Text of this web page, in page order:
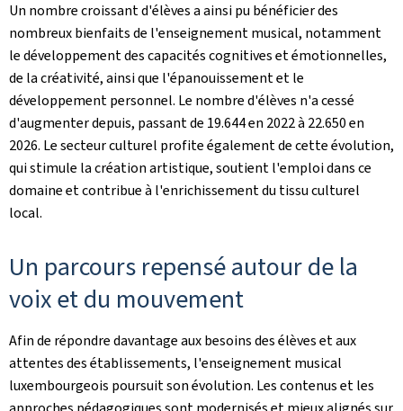
Un nombre croissant d'élèves a ainsi pu bénéficier des
nombreux bienfaits de l'enseignement musical, notamment
le développement des capacités cognitives et émotionnelles,
de la créativité, ainsi que l'épanouissement et le
développement personnel. Le nombre d'élèves n'a cessé
d'augmenter depuis, passant de 19.644 en 2022 à 22.650 en
2026. Le secteur culturel profite également de cette évolution,
qui stimule la création artistique, soutient l'emploi dans ce
domaine et contribue à l'enrichissement du tissu culturel
local.
Un parcours repensé autour de la
voix et du mouvement
Afin de répondre davantage aux besoins des élèves et aux
attentes des établissements, l'enseignement musical
luxembourgeois poursuit son évolution. Les contenus et les